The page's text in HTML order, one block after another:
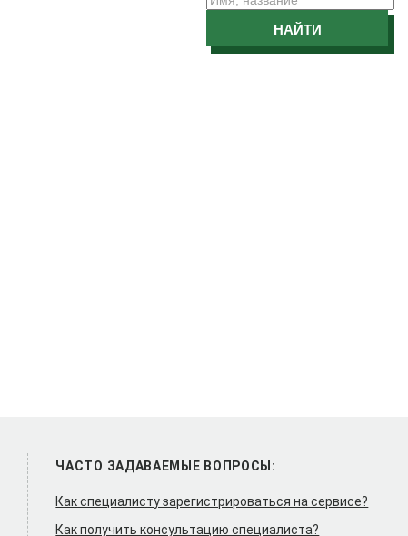
ЧАСТО ЗАДАВАЕМЫЕ ВОПРОСЫ:
Как специалисту зарегистрироваться на сервисе?
Как получить консультацию специалиста?